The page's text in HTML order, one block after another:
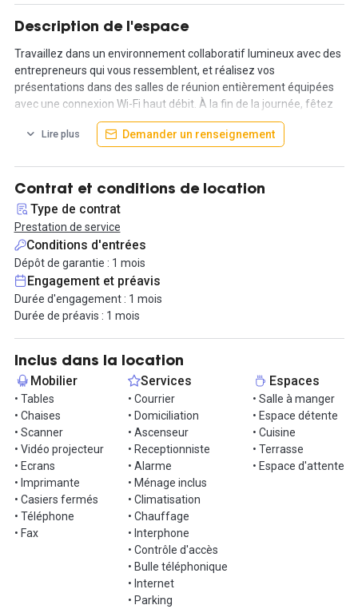
Description de l'espace
Travaillez dans un environnement collaboratif lumineux avec des
entrepreneurs qui vous ressemblent, et réalisez vos
présentations dans des salles de réunion entièrement équipées
avec une connexion Wi-Fi haut débit. À la fin de la journée, fêtez
vos réussites dans l'un des nombreux bars et restaurants à
proximité.
Bureaux meublés : mobilier moderne et internet haut débit inclus.
Prix tout compris, payez un prix unique pour tout ce qui concerne
votre espace de travail :
un bureau entièrement meublé, la WiFi, les téléphones, les
factures de services publics et une réception avec personnel.
Réception et traitement du courrier avec personnel inclus.
Possibilité de domiciliation.
Augmenter la taille de vos espaces : ajoutez plus d’espace de
bureau à mesure que vous travaillez avec de nouveaux
collaborateurs.
Ce bureau fermé d'environ 30m² est disponible à partir de 2476€
(prix à préciser suivant vos besoins), d'autres bureaux de
différentes superficies sont disponibles dans le même espace.
Vous aurez accès aux nombreux espaces communs : salles de
réunion, espace détente, terrasses, phone box et espace
d'attente.
* Toutes les images figurant sur cette liste correspondent à nos
implantations mais ne représentent pas toujours le centre en
question*
Possibilité de parking en supplément.
Sainte-Marguerite Dromel | Métro 2
Lire plus Demander un renseignement
Contrat et conditions de location
Type de contrat
Prestation de service
Conditions d'entrées
Dépôt de garantie : 1 mois
Engagement et préavis
Durée d'engagement : 1 mois
Durée de préavis : 1 mois
Inclus dans la location
Mobilier
• Tables
• Chaises
• Scanner
• Vidéo projecteur
• Ecrans
• Imprimante
• Casiers fermés
• Téléphone
• Fax
Services
• Courrier
• Domiciliation
• Ascenseur
• Receptionniste
• Alarme
• Ménage inclus
• Climatisation
• Chauffage
• Interphone
• Contrôle d'accès
• Bulle téléphonique
• Internet
• Parking
Espaces
• Salle à manger
• Espace détente
• Cuisine
• Terrasse
• Espace d'attente